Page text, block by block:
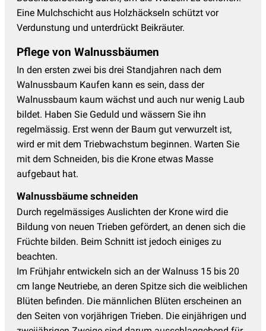
Eine Mulchschicht aus Holzhäckseln schützt vor
Verdunstung und unterdrückt Beikräuter.
Pflege von Walnussbäumen
In den ersten zwei bis drei Standjahren nach dem
Walnussbaum Kaufen kann es sein, dass der
Walnussbaum kaum wächst und auch nur wenig Laub
bildet. Haben Sie Geduld und wässern Sie ihn
regelmässig. Erst wenn der Baum gut verwurzelt ist,
wird er mit dem Triebwachstum beginnen. Warten Sie
mit dem Schneiden, bis die Krone etwas Masse
aufgebaut hat.
Walnussbäume schneiden
Durch regelmässiges Auslichten der Krone wird die
Bildung von neuen Trieben gefördert, an denen sich die
Früchte bilden. Beim Schnitt ist jedoch einiges zu
beachten.
Im Frühjahr entwickeln sich an der Walnuss 15 bis 20
cm lange Neutriebe, an deren Spitze sich die weiblichen
Blüten befinden. Die männlichen Blüten erscheinen an
den Seiten von vorjährigen Trieben. Die einjährigen und